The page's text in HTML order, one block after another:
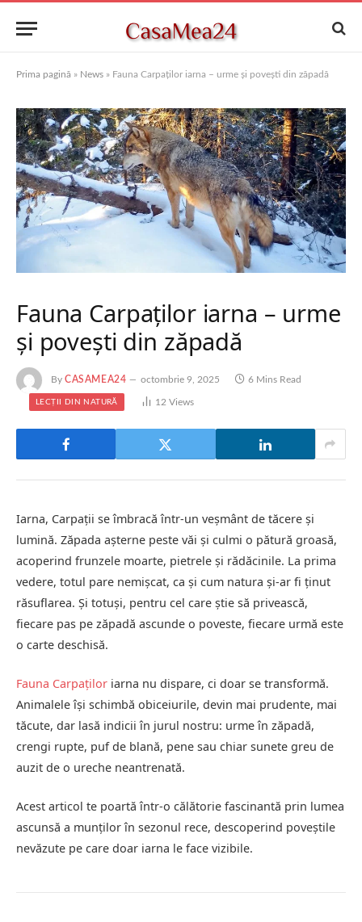
Prima pagină » News » Fauna Carpaților iarna – urme și povești din zăpadă
Fauna Carpaților iarna – urme
și povești din zăpadă
By CASAMEA24 octombrie 9, 2025 6 Mins Read
LECȚII DIN NATURĂ 12 Views
Iarna, Carpații se îmbracă într-un veșmânt de tăcere și
lumină. Zăpada așterne peste văi și culmi o pătură groasă,
acoperind frunzele moarte, pietrele și rădăcinile. La prima
vedere, totul pare nemișcat, ca și cum natura și-ar fi ținut
răsuflarea. Și totuși, pentru cel care știe să privească,
fiecare pas pe zăpadă ascunde o poveste, fiecare urmă este
o carte deschisă.
Fauna Carpaților iarna nu dispare, ci doar se transformă.
Animalele își schimbă obiceiurile, devin mai prudente, mai
tăcute, dar lasă indicii în jurul nostru: urme în zăpadă,
crengi rupte, puf de blană, pene sau chiar sunete greu de
auzit de o ureche neantrenată.
Acest articol te poartă într-o călătorie fascinantă prin lumea
ascunsă a munților în sezonul rece, descoperind poveștile
nevăzute pe care doar iarna le face vizibile.